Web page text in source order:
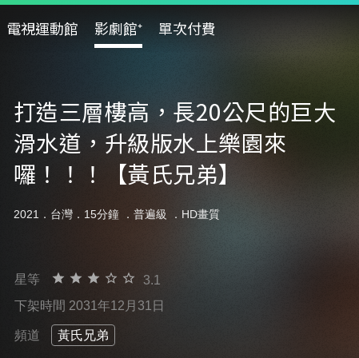
電視運動館 影劇館⁺ 單次付費
打造三層樓高，長20公尺的巨大
滑水道，升級版水上樂園來
囉！！！【黃氏兄弟】
2021．台灣．15分鐘 ． 普遍級 ．HD畫質
星等
3.1
下架時間 2031年12月31日
頻道 黃氏兄弟